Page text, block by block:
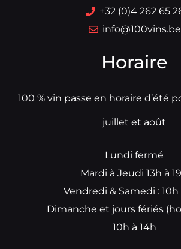
+32 (0)4 262 65
info@100vins.be
Horaire
100 % vin passe en horaire d’été
juillet et août
Lundi fermé
Mardi à Jeudi 13h à
Vendredi & Samedi : 10h
Dimanche et jours fériés
10h à 14h